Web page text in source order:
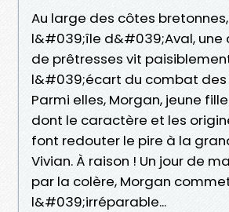
Au large des côtes
l&#039;île d&#039;Aval, une
de prêtresses vit
l&#039;écart du combat des
Parmi elles, Morgan, jeune
dont le caractère et les
font redouter le pire à la
Vivian. À raison ! Un jour de
par la colère, Morgan
l&#039;irréparable...